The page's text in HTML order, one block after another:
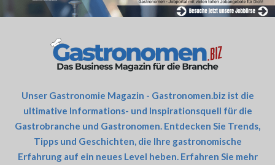
Unser Gastronomie Magazin - Gastronomen.biz ist die
ultimative Informations- und Inspirationsquell für die
Gastrobranche und Gastronomen. Entdecken Sie Trends,
Tipps und Geschichten, die Ihre gastronomische
Erfahrung auf ein neues Level heben. Erfahren Sie mehr